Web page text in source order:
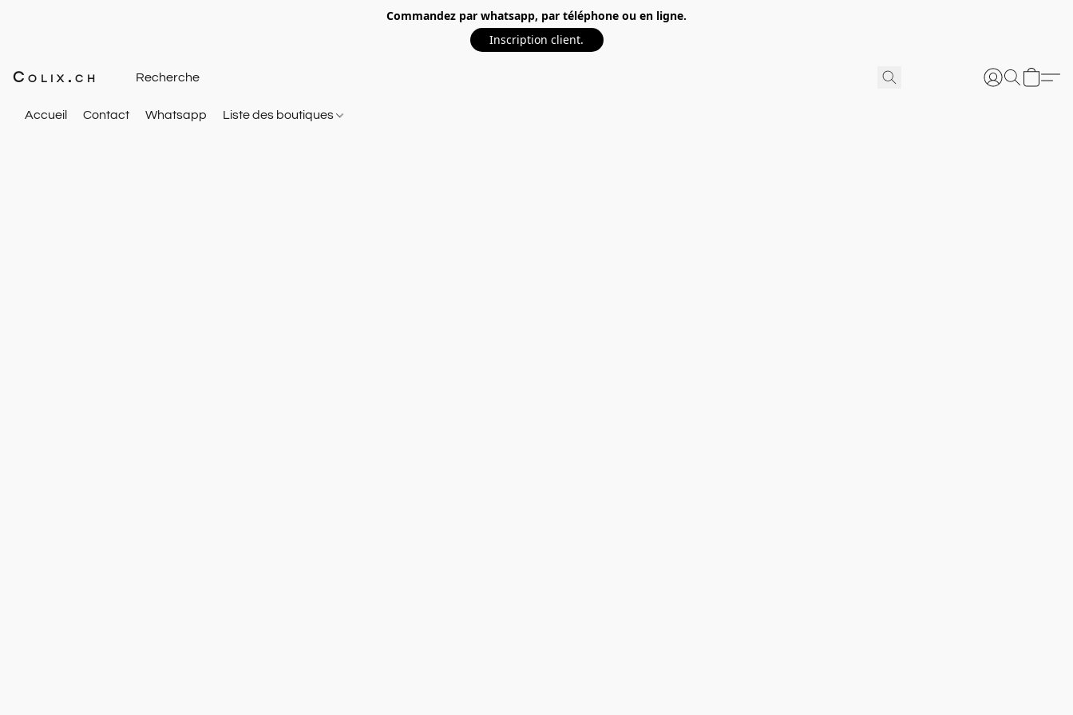
Commandez par whatsapp, par téléphone ou en ligne.
Inscription client.
Colix.ch
Accueil Contact Whatsapp Liste des boutiques